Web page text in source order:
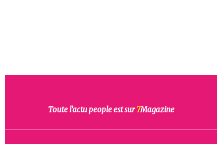
Toute l’actu people est sur7Magazine